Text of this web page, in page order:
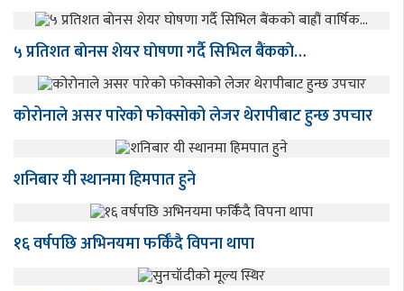
५ प्रतिशत बाेनस शेयर घाेषणा गर्दै सिभिल बैंककाे…
कोरोनाले असर पारेको फोक्सोको लेजर थेरापीबाट हुन्छ उपचार
शनिबार यी स्थानमा हिमपात हुने
१६ वर्षपछि अभिनयमा फर्किँदै विपना थापा